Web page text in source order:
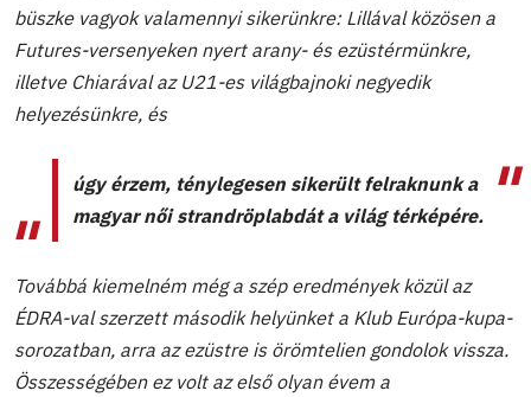
büszke vagyok valamennyi sikerünkre: Lillával közösen a
Futures-versenyeken nyert arany- és ezüstérmünkre,
illetve Chiarával az U21-es világbajnoki negyedik
helyezésünkre, és
úgy érzem, ténylegesen sikerült felraknunk a
magyar női strandröplabdát a világ térképére.
Továbbá kiemelném még a szép eredmények közül az
ÉDRA-val szerzett második helyünket a Klub Európa-kupa-
sorozatban, arra az ezüstre is örömtelien gondolok vissza.
Összességében ez volt az első olyan évem a